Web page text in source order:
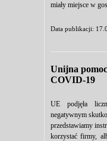
miały miejsce w
Data publikacji:
Unijna
COVID-19
UE podjęła
negatywnym
przedstawiamy
korzystać firmy,